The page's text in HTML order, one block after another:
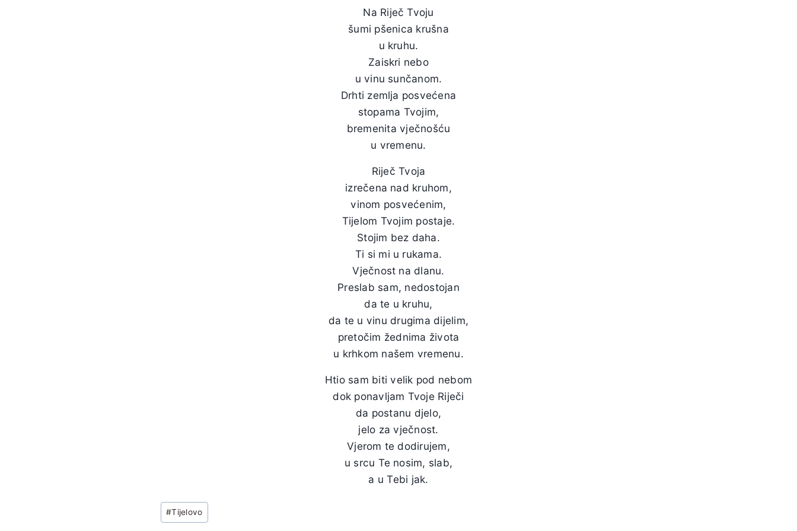
Na Riječ Tvoju
šumi pšenica krušna
u kruhu.
Zaiskri nebo
u vinu sunčanom.
Drhti zemlja posvećena
stopama Tvojim,
bremenita vječnošću
u vremenu.
Riječ Tvoja
izrečena nad kruhom,
vinom posvećenim,
Tijelom Tvojim postaje.
Stojim bez daha.
Ti si mi u rukama.
Vječnost na dlanu.
Preslab sam, nedostojan
da te u kruhu,
da te u vinu drugima dijelim,
pretočim žednima života
u krhkom našem vremenu.
Htio sam biti velik pod nebom
dok ponavljam Tvoje Riječi
da postanu djelo,
jelo za vječnost.
Vjerom te dodirujem,
u srcu Te nosim, slab,
a u Tebi jak.
Post
Tags:
#Tijelovo